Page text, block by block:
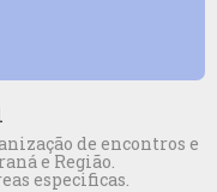
de encontros e
e Região.
especificas.